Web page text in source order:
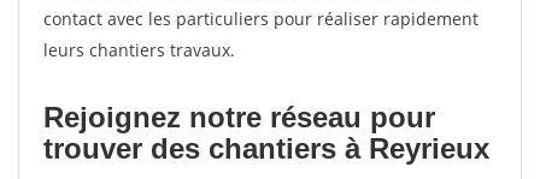
contact avec les particuliers pour réaliser rapidement
leurs chantiers travaux.
Rejoignez notre réseau pour
trouver des chantiers à Reyrieux